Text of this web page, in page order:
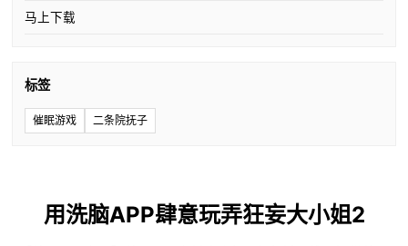
马上下载
标签
催眠游戏 二条院抚子
用洗脑APP肆意玩弄狂妄大小姐2